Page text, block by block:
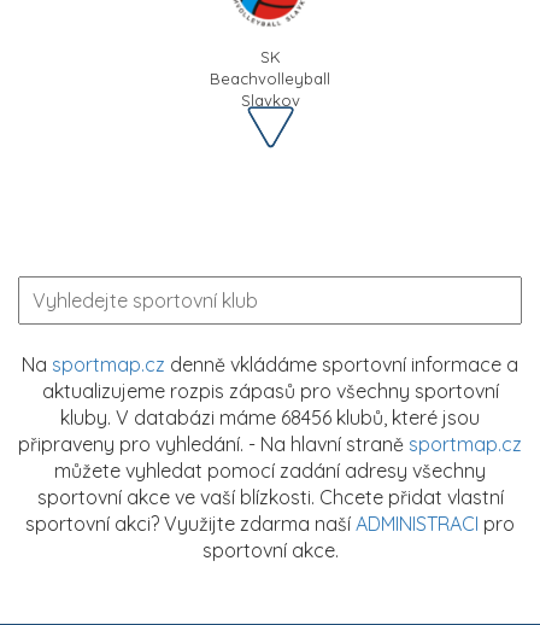
SK
Beachvolleyball
Slavkov
Na sportmap.cz denně vkládáme sportovní informace a
aktualizujeme rozpis zápasů pro všechny sportovní
kluby. V databázi máme 68456 klubů, které jsou
připraveny pro vyhledání. - Na hlavní straně sportmap.cz
můžete vyhledat pomocí zadání adresy všechny
sportovní akce ve vaší blízkosti. Chcete přidat vlastní
sportovní akci? Využijte zdarma naší ADMINISTRACI pro
sportovní akce.